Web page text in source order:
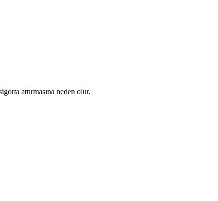
attırmasına neden olur.